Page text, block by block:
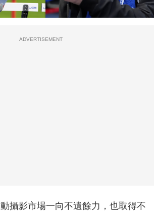
ADVERTISEMENT
攝影市場一向不遺餘力，也取得不